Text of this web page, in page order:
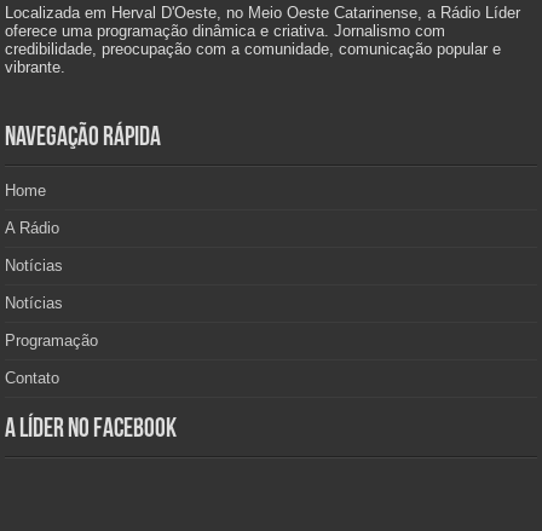
Localizada em Herval D'Oeste, no Meio Oeste Catarinense, a Rádio Líder
oferece uma programação dinâmica e criativa. Jornalismo com
credibilidade, preocupação com a comunidade, comunicação popular e
vibrante.
Navegação Rápida
Home
A Rádio
Notícias
Notícias
Programação
Contato
A Líder no Facebook